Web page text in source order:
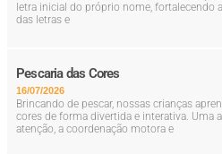
letra inicial do próprio nome, fortalecendo
das letras e
Pescaria das Cores
16/07/2026
Brincando de pescar, nossas crianças
cores de forma divertida e interativa. Uma
atenção, a coordenação motora e